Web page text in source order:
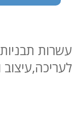
עשרות